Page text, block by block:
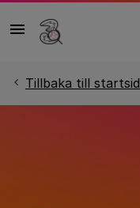
Tillbaka till